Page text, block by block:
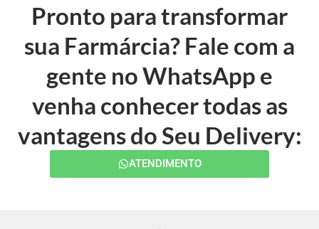
Pronto para transformar
sua Farmárcia? Fale com a
gente no WhatsApp e
venha conhecer todas as
vantagens do Seu Delivery:
ATENDIMENTO